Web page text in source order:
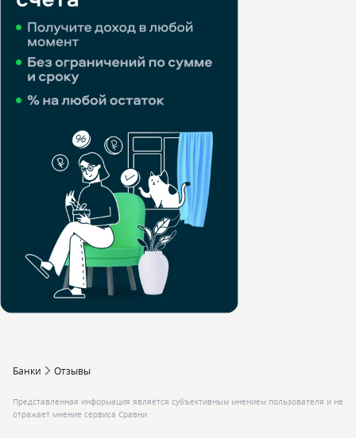
Банки Отзывы
Представленная информация является субъективным мнением пользователя и не
отражает мнение сервиса Сравни